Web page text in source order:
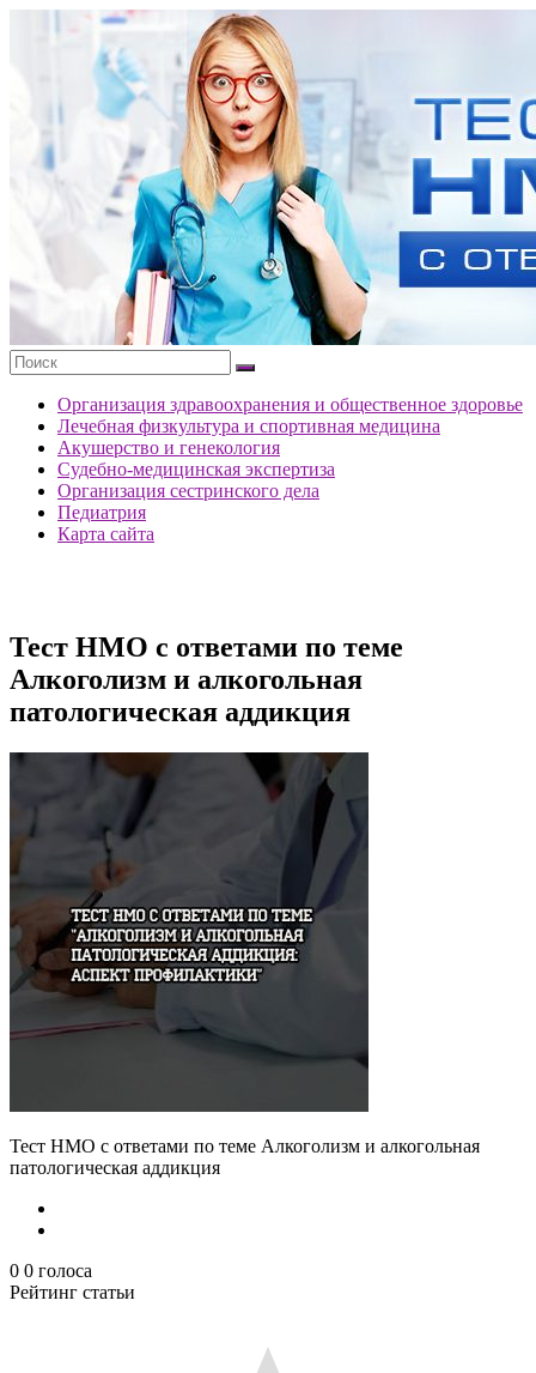
содержимому
портала
ответами
Организация здравоохранения и общественное здоровье
Лечебная физкультура и спортивная медицина
Акушерство и генекология
Судебно-медицинская экспертиза
Организация сестринского дела
Педиатрия
Карта сайта
Тест НМО с ответами по теме
Алкоголизм и алкогольная
патологическая аддикция
Тест НМО с ответами по теме Алкоголизм и алкогольная
патологическая аддикция
0 0 голоса
Рейтинг статьи